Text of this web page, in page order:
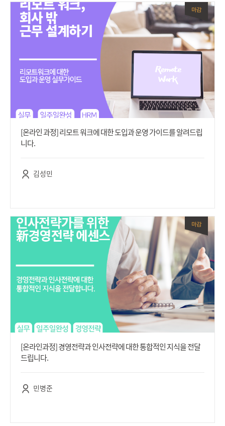
[온라인 과정] 리모트 워크에 대한 도입과 운영 가이드를 알려드립
니다.
김성민
[온라인과정] 경영전략과 인사전략에 대한 통합적인 지식을 전달
드립니다.
민병준